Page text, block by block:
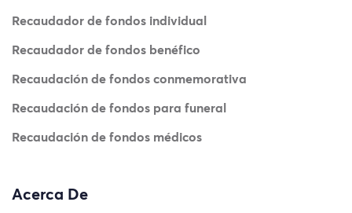
Recaudador de fondos individual
Recaudador de fondos benéfico
Recaudación de fondos conmemorativa
Recaudación de fondos para funeral
Recaudación de fondos médicos
Acerca De